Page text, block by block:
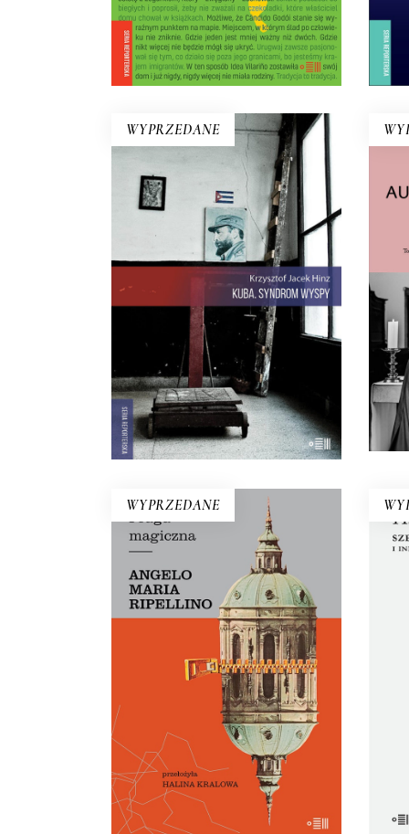
E-BOOK DO
KOSZYKA
45.00zł 22.50zł
WYPRZEDANE
E-BOOK DO
KOSZYKA
KUBA. SYNDROM WYSPY
Rewolucja i dysydenci, Kubanki
walczące o podpaski i
Kubańczycy, którzy obrażają
rewolucję szortami i sandałami.
Jest tu dawna świetność
Hawany, są prosięta hodowane w
wannach i jest krowa – bohaterka
rewolucji.
44.00zł 22.00zł
WYPRZEDANE
E-BOOK DO
KOSZYKA
PRAGA MAGICZNA
Oto – jak mówi Mariusz
Szczygieł – biblia kultury czeskiej.
Dla miłośników Pragi i czeskiej
kultury – lektura niezbędna.
59.00 29.50zł